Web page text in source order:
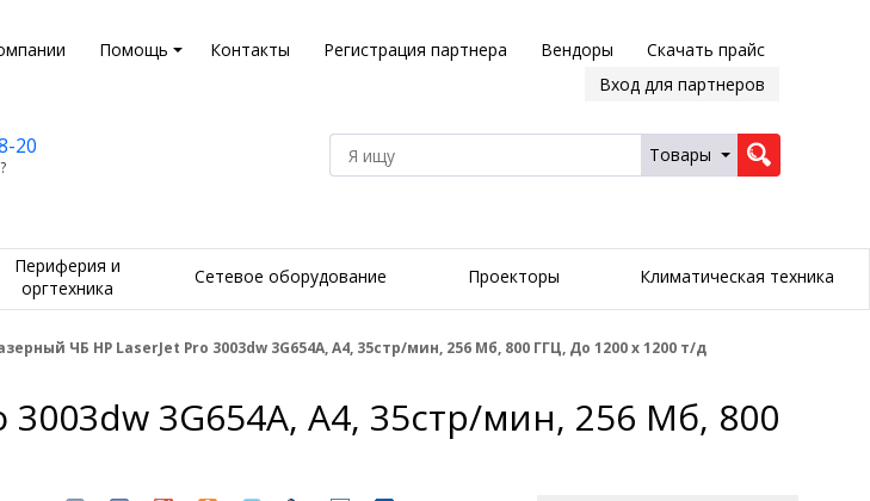
Помощь Контакты Регистрация партнера Вендоры
Скачать прайс
Вход для партнеров
20 Товары
Периферия и
оргтехника
Сетевое оборудование Проекторы Климатическая техника
ЧБ HP LaserJet Pro 3003dw 3G654A, A4, 35стр/мин, 256 Мб, 800 ГГЦ, До 1200 х 1200 т/д
3G654A, A4, 35стр/мин, 256 Мб, 800